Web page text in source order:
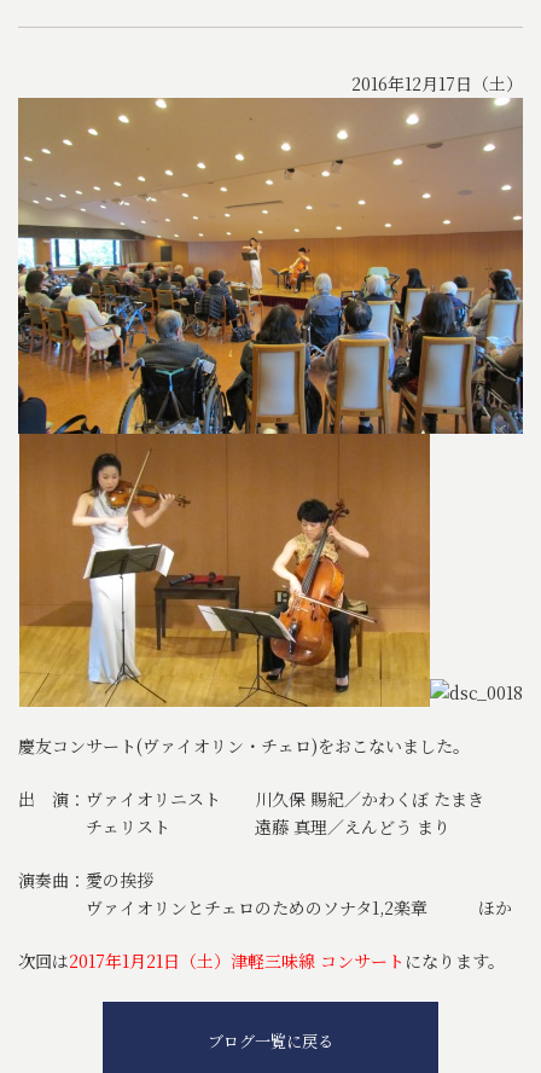
2016年12月17日（土）
慶友コンサート(ヴァイオリン・チェロ)をおこないました。
出 演：ヴァイオリニスト 川久保 賜紀／かわくぼ たまき
チェリスト 遠藤 真理／えんどう まり
演奏曲：愛の挨拶
ヴァイオリンとチェロのためのソナタ1,2楽章 ほか
次回は2017年1月21日（土）津軽三味線 コンサート になります。
ブログ一覧に戻る